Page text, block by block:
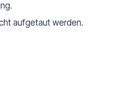
aufgetaut werden.